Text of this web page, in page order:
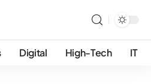
Digital High-Tech IT